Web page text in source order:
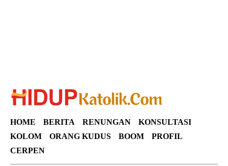
HOME BERITA RENUNGAN
KONSULTASI
KOLOM
ORANG KUDUS BOOM
PROFIL
CERPEN